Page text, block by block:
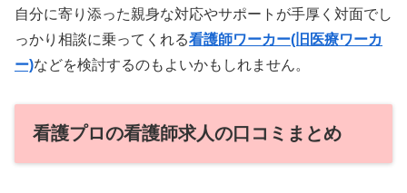
自分に寄り添った親身な対応やサポートが手厚く対面でし
っかり相談に乗ってくれる看護師ワーカー(旧医療ワーカ
ー)などを検討するのもよいかもしれません。
看護プロの看護師求人の口コミまとめ